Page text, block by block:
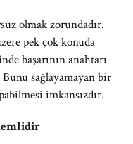
olmak zorundadır.
pek çok konuda
nde başarının anahtarı
sağlayamayan bir
imkansızdır.